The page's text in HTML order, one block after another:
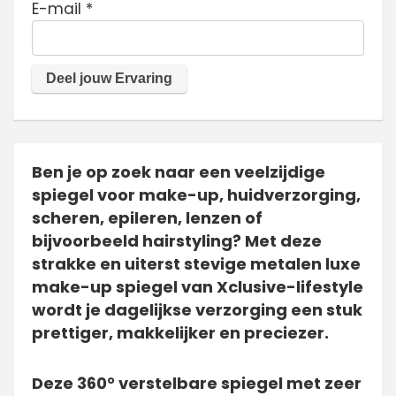
E-mail *
Ben je op zoek naar een veelzijdige
spiegel voor make-up, huidverzorging,
scheren, epileren, lenzen of
bijvoorbeeld hairstyling? Met deze
strakke en uiterst stevige metalen luxe
make-up spiegel van Xclusive-lifestyle
wordt je dagelijkse verzorging een stuk
prettiger, makkelijker en preciezer.
Deze 360° verstelbare spiegel met zeer